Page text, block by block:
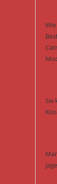
Sie